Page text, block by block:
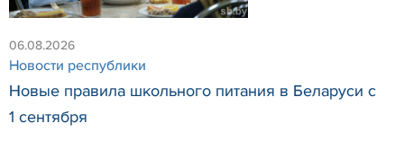
06.08.2026
Новости республики
Новые правила школьного питания в Беларуси с
1 сентября